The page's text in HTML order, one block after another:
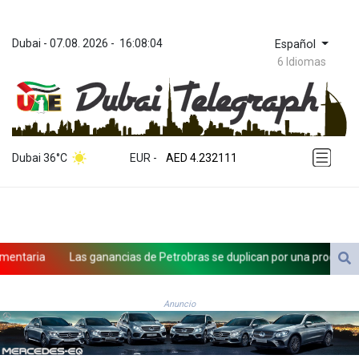
Dubai - 07.08. 2026 - 16:08:04 Español
6 Idiomas
Dubai 36°C EUR -
ZWL 371.065543
AED 4.232111
AED 4.232111
AFN 75.483338
ARS 1728.27314
AUD 1.637355
AZN 1.948129
BAM 1.956537
BBD 2.325376
BDT 142.913814
Las ganancias de Petrobras se duplican por una producción
Anuncio